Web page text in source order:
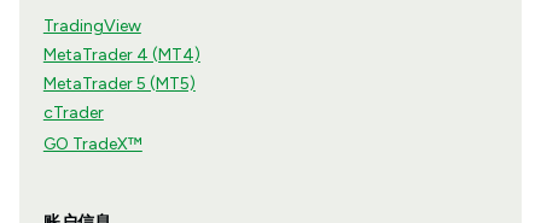
TradingView
MetaTrader 4 (MT4)
MetaTrader 5 (MT5)
cTrader
GO TradeX™